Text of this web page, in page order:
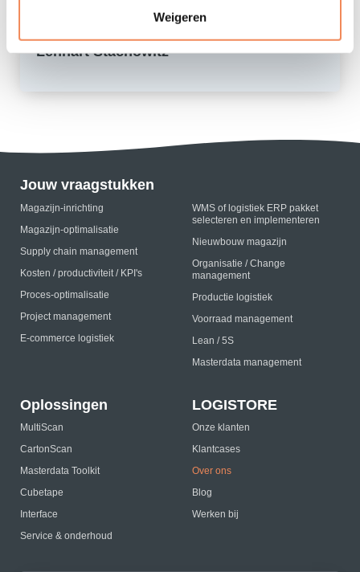
Weigeren
Lennart Stachowitz
Jouw vraagstukken
Magazijn-inrichting
Magazijn-optimalisatie
Supply chain management
Kosten / productiviteit / KPI's
Proces-optimalisatie
Project management
E-commerce logistiek
WMS of logistiek ERP pakket
selecteren en implementeren
Nieuwbouw magazijn
Organisatie / Change
management
Productie logistiek
Voorraad management
Lean / 5S
Masterdata management
Oplossingen
MultiScan
CartonScan
Masterdata Toolkit
Cubetape
Interface
Service & onderhoud
LOGISTORE
Onze klanten
Klantcases
Over ons
Blog
Werken bij